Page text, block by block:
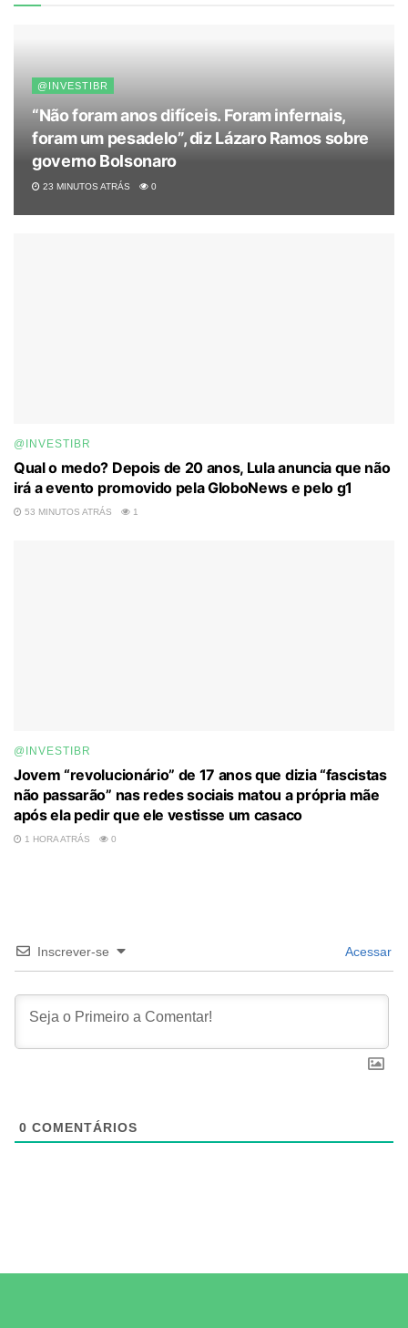
@INVESTIBR
“Não foram anos difíceis. Foram infernais,
foram um pesadelo”, diz Lázaro Ramos sobre
governo Bolsonaro
23 MINUTOS ATRÁS 0
@INVESTIBR
Qual o medo? Depois de 20 anos, Lula anuncia que não
irá a evento promovido pela GloboNews e pelo g1
53 MINUTOS ATRÁS 1
@INVESTIBR
Jovem “revolucionário” de 17 anos que dizia “fascistas
não passarão” nas redes sociais matou a própria mãe
após ela pedir que ele vestisse um casaco
1 HORA ATRÁS 0
Inscrever-se Acessar
0 COMENTÁRIOS